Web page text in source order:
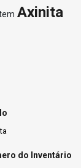
Axinita
do Inventário